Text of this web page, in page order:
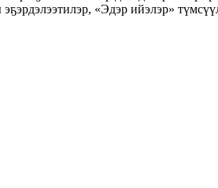
«Эдэр ийэлэр»